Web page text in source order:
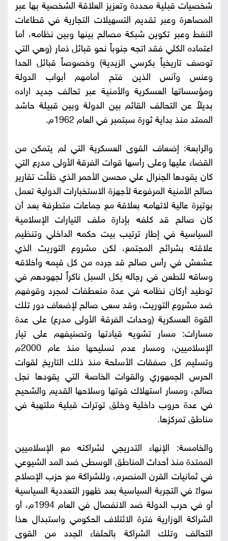
شخصيات قبلية محددة وتعزيز العلاقة الشخصية بها عبر
المصاهرة وعبر تقديم التسهيلات التجارية في قطاعات
النفط وعبر تكوين شبكة مصالح بينها وبين نظامه، أما
اعتماده الكلي فقد اتجه جنوباً نحو قبائل ذمار (وهي التي
توصف تاريخياً بكرسي الزيدية) وخصوصاً قبائل الحدا
وعنس وآنس الذين فتح أمامهم أبواب الدولة
ومؤسساتها العسكرية والأمنية عبر تحالف جديد اراده
بديلاً عن التحالف القائم بين الدولة وبين قبيلة حاشد
الممتد منذ بداية ثورة سبتمبر في العام 1962م.
والرابعة: إضعاف القوى العسكرية التي لم يتمكن من
القضاء عليها وعلى رأسها قوات الفرقة الأولى مدرع التي
كان يقودها الجنرال علي محسن الأحمر الذي ظلّت تقارير
صالح الأمنية المرفوعة لأجهزة الاستخبارات الدولية تعمل
بوتيرة عالية لاتهامه بعلاقة مع جماعات متطرفة بعد أن
كان صالح قد كلفه بإدارة ملف التيارات الإسلامية
السياسية في إطار ترتيب بيت حكمه الداخلي وتنظيم
علاقته بشرائح المجتمع، لكن مشروع التوريث الذي
عشعش في رأس صالح قد جرده من كل قيمه وأخلاقه
وساقه للطعن في رجاله بكل السبل ناكراً لجهودهم في
توطيد أركان نظامه في عدة منعطفات لمجرد وقوفهم
ضد مشروع التوريث، وقد سعى صالح لإضعاف دور تلك
القوة العسكرية (وحدات الفرقة الأولى مدرع) على عدة
مسارات: مسار تشويه قيادتها وتصنيفهم على تيار
الإسلاميين، ومسار عدم تسليحها منذ عام 2000م
وتسليم كل صفقات الأسلحة منذ ذلك التاريخ لقوات
الحرس الجمهوري والقوات الخاصة التي يقودها نجل
صالح، ومسار استهلاك قوتها وسلاحها القديم والشحيح
في عدة حروب داخلية وخلق توترات قبلية ملتهبة في
مناطق تمركزها.
والخامسة: الإنهاء التدريجي لشراكته مع الإسلاميين
الممتدة منذ أحداث المناطق الوسطى ضد المد الشيوعي
في ثمانيات القرن المنصرم، وللشراكة مع حزب الإصلاح
سواءً في التجربة السياسية بعد ظهور التعددية السياسية
أو في حرب الدولة ضد الانفصال في العام 1994م، أو
الشراكة الوزارية فترة الائتلاف الحكومي واستبدال هذا
التحالف وتلك الشراكة بالحلفاء الجدد من القوى